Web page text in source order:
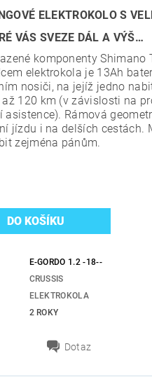
ELEKTROKOLO S
VÁS SVEZE DÁL A VÝŠ…
komponenty Shimano
elektrokola je 13Ah
nosiči, na jejíž jedno
120 km (v závislosti na
asistence). Rámová
jízdu i na delších cestách.
zejména pánům.
E-GORDO 1.2 -18--
CRUSSIS
ELEKTROKOLA
2 ROKY
Dotaz